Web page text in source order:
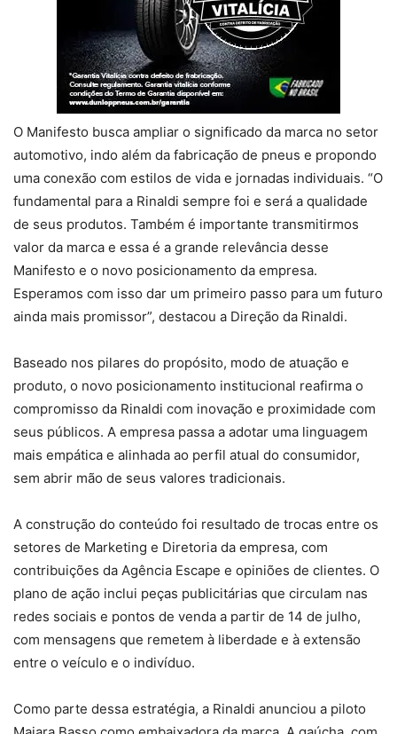
O Manifesto busca ampliar o significado da marca no setor
automotivo, indo além da fabricação de pneus e propondo
uma conexão com estilos de vida e jornadas individuais. “O
fundamental para a Rinaldi sempre foi e será a qualidade
de seus produtos. Também é importante transmitirmos
valor da marca e essa é a grande relevância desse
Manifesto e o novo posicionamento da empresa.
Esperamos com isso dar um primeiro passo para um futuro
ainda mais promissor”, destacou a Direção da Rinaldi.
Baseado nos pilares do propósito, modo de atuação e
produto, o novo posicionamento institucional reafirma o
compromisso da Rinaldi com inovação e proximidade com
seus públicos. A empresa passa a adotar uma linguagem
mais empática e alinhada ao perfil atual do consumidor,
sem abrir mão de seus valores tradicionais.
A construção do conteúdo foi resultado de trocas entre os
setores de Marketing e Diretoria da empresa, com
contribuições da Agência Escape e opiniões de clientes. O
plano de ação inclui peças publicitárias que circulam nas
redes sociais e pontos de venda a partir de 14 de julho,
com mensagens que remetem à liberdade e à extensão
entre o veículo e o indivíduo.
Como parte dessa estratégia, a Rinaldi anunciou a piloto